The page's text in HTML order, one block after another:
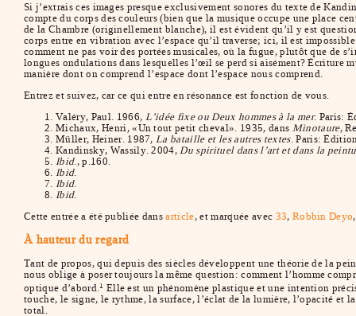
Si j’extrais ces images presque exclusivement sonores du texte de
compte du corps des couleurs (bien que la musique occupe une place
de la Chambre (originellement blanche), il est évident qu’il y est
corps entre en vibration avec l’espace qu’il traverse; ici, il est
comment ne pas voir des portées musicales, où la fugue, plutôt que de
longues ondulations dans lesquelles l’œil se perd si aisément? Écriture
manière dont on comprend l’espace dont l’espace nous comprend.
Entrez et suivez, car ce qui entre en résonance est fonction de vous.
Valéry, Paul. 1966, L’idée fixe ou Deux hommes à la mer. Paris:
Michaux, Henri, «Un tout petit cheval». 1935, dans Minotaure,
Müller, Heiner. 1987, La bataille et les autres textes. Paris:
Kandinsky, Wassily. 2004, Du spirituel dans l’art et dans la
Ibid., p.160.
Ibid.
Ibid.
Ibid.
Cette entrée a été publiée dansarticle, et marquée avec 33, Robbin Deyo
À hauteur du regard
Tant de propos, qui depuis des siècles développent une théorie de la
nous oblige à poser toujours la même question: comment l’homme
optique d’abord.1
Elle est un phénomène plastique et une intention
touche, le signe, le rythme, la surface, l’éclat de la lumière, l’opacité et
total.